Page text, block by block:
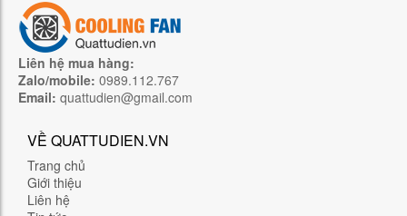
Liên hệ mua hàng:
Zalo/mobile: 0989.112.767
Email: quattudien@gmail.com
VỀ QUATTUDIEN.VN
Trang chủ
Giới thiệu
Liên hệ